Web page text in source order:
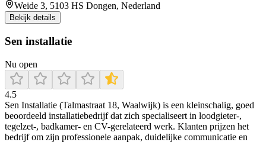
Weide 3, 5103 HS Dongen, Nederland
Bekijk details
Sen installatie
Nu open
4.5
Sen Installatie (Talmastraat 18, Waalwijk) is een kleinschalig, goed
beoordeeld installatiebedrijf dat zich specialiseert in loodgieter-,
tegelzet-, badkamer- en CV-gerelateerd werk. Klanten prijzen het
bedrijf om zijn professionele aanpak, duidelijke communicatie en